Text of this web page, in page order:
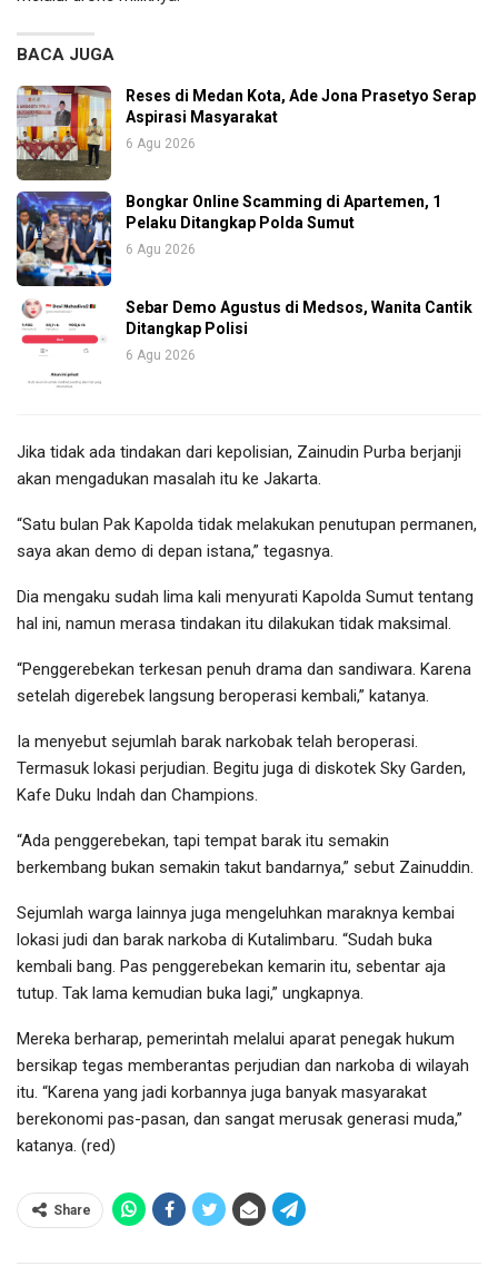
BACA JUGA
Reses di Medan Kota, Ade Jona Prasetyo Serap
Aspirasi Masyarakat
6 Agu 2026
Bongkar Online Scamming di Apartemen, 1
Pelaku Ditangkap Polda Sumut
6 Agu 2026
Sebar Demo Agustus di Medsos, Wanita Cantik
Ditangkap Polisi
6 Agu 2026
Jika tidak ada tindakan dari kepolisian, Zainudin Purba berjanji
akan mengadukan masalah itu ke Jakarta.
“Satu bulan Pak Kapolda tidak melakukan penutupan permanen,
saya akan demo di depan istana,” tegasnya.
Dia mengaku sudah lima kali menyurati Kapolda Sumut tentang
hal ini, namun merasa tindakan itu dilakukan tidak maksimal.
“Penggerebekan terkesan penuh drama dan sandiwara. Karena
setelah digerebek langsung beroperasi kembali,” katanya.
Ia menyebut sejumlah barak narkobak telah beroperasi.
Termasuk lokasi perjudian. Begitu juga di diskotek Sky Garden,
Kafe Duku Indah dan Champions.
“Ada penggerebekan, tapi tempat barak itu semakin
berkembang bukan semakin takut bandarnya,” sebut Zainuddin.
Sejumlah warga lainnya juga mengeluhkan maraknya kembai
lokasi judi dan barak narkoba di Kutalimbaru. “Sudah buka
kembali bang. Pas penggerebekan kemarin itu, sebentar aja
tutup. Tak lama kemudian buka lagi,” ungkapnya.
Mereka berharap, pemerintah melalui aparat penegak hukum
bersikap tegas memberantas perjudian dan narkoba di wilayah
itu. “Karena yang jadi korbannya juga banyak masyarakat
berekonomi pas-pasan, dan sangat merusak generasi muda,”
katanya. (red)
Share